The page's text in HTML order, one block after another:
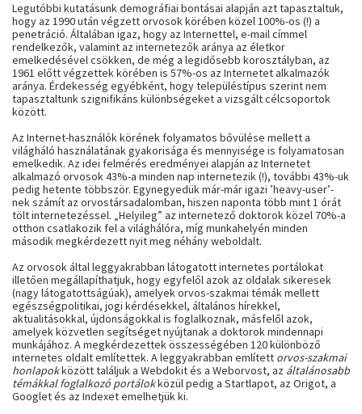
Legutóbbi kutatásunk demográfiai bontásai alapján azt tapasztaltuk,
hogy az 1990 után végzett orvosok körében közel 100%-os (!) a
penetráció. Általában igaz, hogy az Internettel, e-mail címmel
rendelkezők, valamint az internetezők aránya az életkor
emelkedésével csökken, de még a legidősebb korosztályban, az
1961 előtt végzettek körében is 57%-os az Internetet alkalmazók
aránya. Érdekesség egyébként, hogy településtípus szerint nem
tapasztaltunk szignifikáns különbségeket a vizsgált célcsoportok
között.
Az Internet-használók körének folyamatos bővülése mellett a
világháló használatának gyakorisága és mennyisége is folyamatosan
emelkedik. Az idei felmérés eredményei alapján az Internetet
alkalmazó orvosok 43%-a minden nap internetezik (!), további 43%-uk
pedig hetente többször. Egynegyedük már-már igazi ’heavy-user’-
nek számít az orvostársadalomban, hiszen naponta több mint 1 órát
tölt internetezéssel. „Helyileg” az internetező doktorok közel 70%-a
otthon csatlakozik fel a világhálóra, míg munkahelyén minden
második megkérdezett nyit meg néhány weboldalt.
Az orvosok által leggyakrabban látogatott internetes portálokat
illetően megállapíthatjuk, hogy egyfelől azok az oldalak sikeresek
(nagy látogatottságúak), amelyek orvos-szakmai témák mellett
egészségpolitikai, jogi kérdésekkel, általános hírekkel,
aktualitásokkal, újdonságokkal is foglalkoznak, másfelől azok,
amelyek közvetlen segítséget nyújtanak a doktorok mindennapi
munkájához. A megkérdezettek összességében 120 különböző
internetes oldalt említettek. A leggyakrabban említett orvos-szakmai
honlapokközött találjuk a Webdokit és a Weborvost, az általánosabb
témákkal foglalkozó portálokközül pedig a Startlapot, az Origot, a
Googlet és az Indexet emelhetjük ki.